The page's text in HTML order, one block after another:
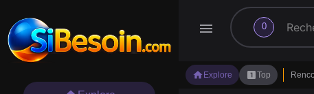
menu 0
search
home Explore looks_oneTop